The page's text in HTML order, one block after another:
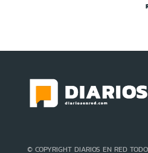
© COPYRIGHT DIARIOS EN RED